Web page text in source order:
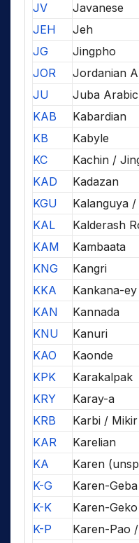
JV
Javanese
JEH
Jeh
JG
Jingpho
JOR
Jordanian
JU
Juba Arabic
KAB
Kabardian
KB
Kabyle
KC
Kachin /
KAD
Kadazan
KGU
Kalanguya
KAL
Kalderash
KAM
Kambaata
KNG
Kangri
KKA
Kankana-ey
KAN
Kannada
KNU
Kanuri
KAO
Kaonde
KPK
Karakalpak
KRY
Karay-a
KRB
Karbi /
KAR
Karelian
KA
Karen
K-G
Karen-Geba
K-K
Karen-
K-P
Karen-Pao